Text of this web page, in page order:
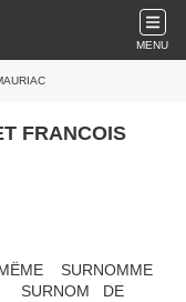
MENU
SURNOMME
SURNOM DE